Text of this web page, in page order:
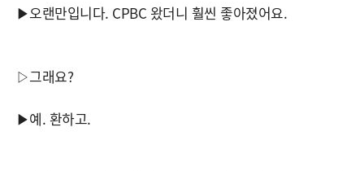
▶오랜만입니다. CPBC 왔더니 훨씬 좋아졌어요.
▷그래요?
▶예. 환하고.